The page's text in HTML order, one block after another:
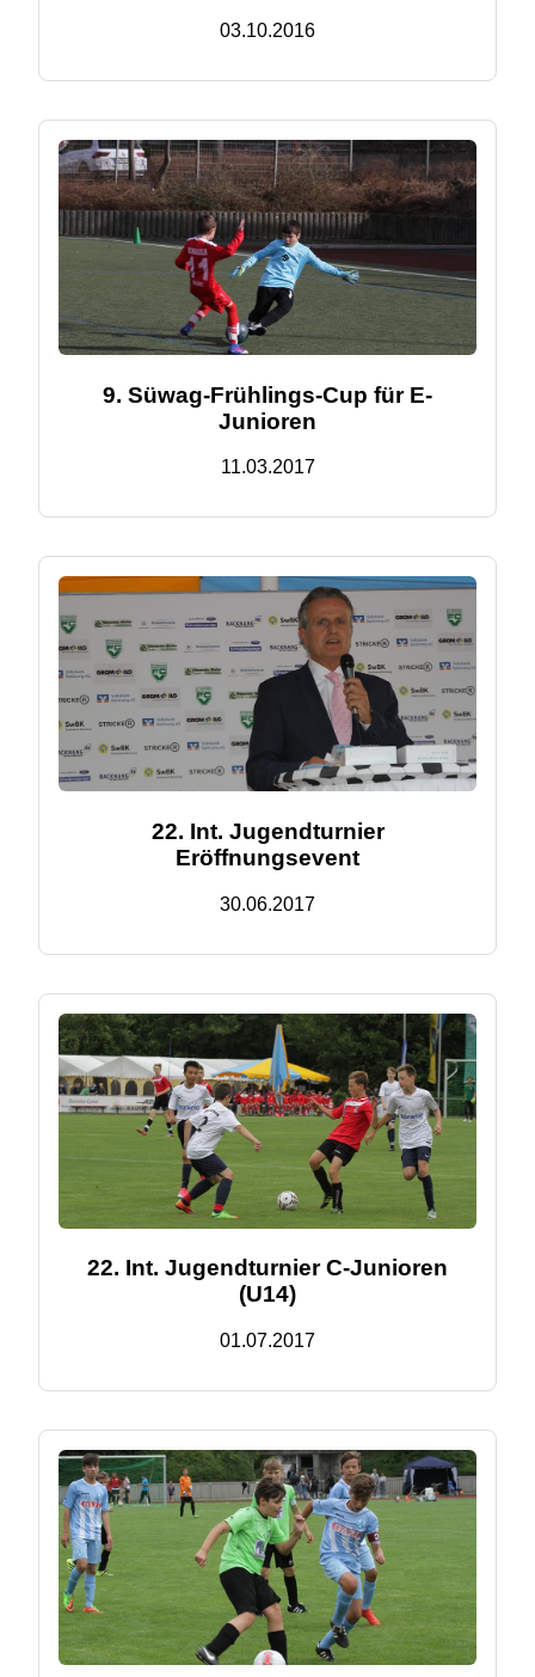
03.10.2016
9. Süwag-Frühlings-Cup für E-
Junioren
11.03.2017
22. Int. Jugendturnier
Eröffnungsevent
30.06.2017
22. Int. Jugendturnier C-Junioren
(U14)
01.07.2017